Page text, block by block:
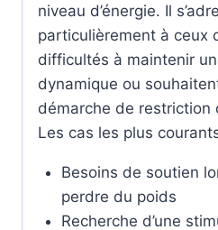
niveau d’énergie. Il
particulièrement à ceux
difficultés à maintenir
dynamique ou
démarche de restriction
Les cas les plus
Besoins de soutien
perdre du poids
Recherche d’une